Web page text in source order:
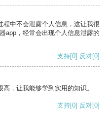
中不会泄露个人信息，这让我很
app，经常会出现个人信息泄露的
支持[0] 反对[0]
，让我能够学到实用的知识。
支持[0] 反对[0]